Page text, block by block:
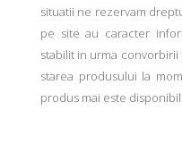
situatii ne rezervam
pe site au caracter
stabilit in urma
starea produsului la
produs mai este